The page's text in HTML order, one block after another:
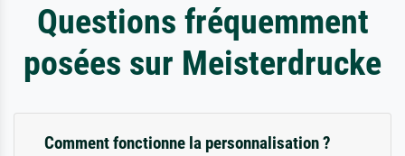
Questions fréquemment
posées sur Meisterdrucke
Comment fonctionne la personnalisation ?